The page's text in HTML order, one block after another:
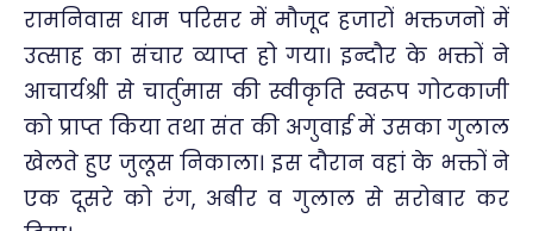
रामनिवास धाम परिसर में मौजूद हजारों भक्तजनों में
उत्साह का संचार व्याप्त हो गया। इन्दौर के भक्तों ने
आचार्यश्री से चार्तुमास की स्वीकृति स्वरूप गोटकाजी
को प्राप्त किया तथा संत की अगुवाई में उसका गुलाल
खेलते हुए जुलूस निकाला। इस दौरान वहां के भक्तों ने
एक दूसरे को रंग, अबीर व गुलाल से सरोबार कर